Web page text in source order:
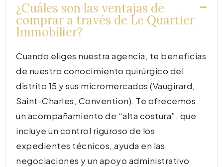
¿Cuáles son las ventajas de
comprar a través de Le Quartier
Immobilier?
Cuando eliges nuestra agencia, te beneficias
de nuestro conocimiento quirúrgico del
distrito 15 y sus micromercados (Vaugirard,
Saint-Charles, Convention). Te ofrecemos
un acompañamiento de “alta costura”, que
incluye un control riguroso de los
expedientes técnicos, ayuda en las
negociaciones y un apoyo administrativo